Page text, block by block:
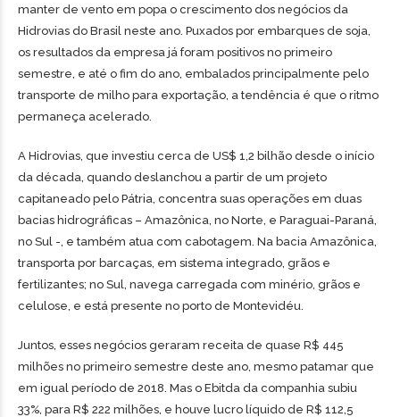
manter de vento em popa o crescimento dos negócios da
Hidrovias do Brasil neste ano. Puxados por embarques de soja,
os resultados da empresa já foram positivos no primeiro
semestre, e até o fim do ano, embalados principalmente pelo
transporte de milho para exportação, a tendência é que o ritmo
permaneça acelerado.
A Hidrovias, que investiu cerca de US$ 1,2 bilhão desde o início
da década, quando deslanchou a partir de um projeto
capitaneado pelo Pátria, concentra suas operações em duas
bacias hidrográficas – Amazônica, no Norte, e Paraguai-Paraná,
no Sul -, e também atua com cabotagem. Na bacia Amazônica,
transporta por barcaças, em sistema integrado, grãos e
fertilizantes; no Sul, navega carregada com minério, grãos e
celulose, e está presente no porto de Montevidéu.
Juntos, esses negócios geraram receita de quase R$ 445
milhões no primeiro semestre deste ano, mesmo patamar que
em igual período de 2018. Mas o Ebitda da companhia subiu
33%, para R$ 222 milhões, e houve lucro líquido de R$ 112,5